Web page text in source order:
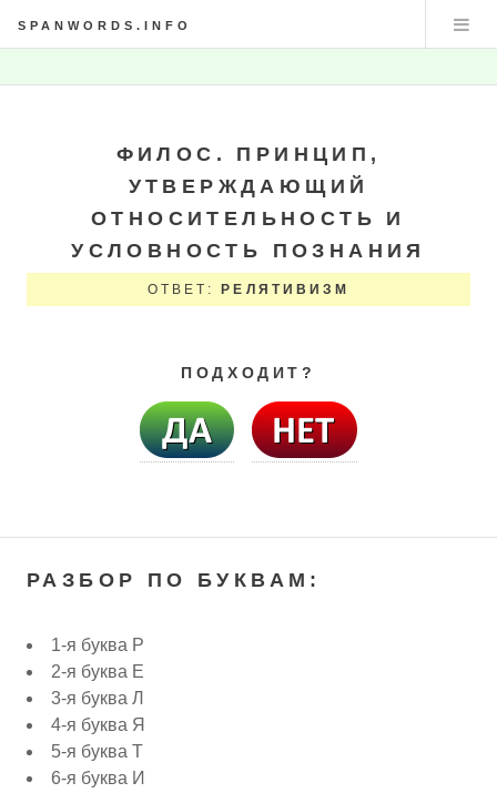
SPANWORDS.INFO
ФИЛОС. ПРИНЦИП,
УТВЕРЖДАЮЩИЙ
ОТНОСИТЕЛЬНОСТЬ И
УСЛОВНОСТЬ ПОЗНАНИЯ
ОТВЕТ: РЕЛЯТИВИЗМ
ПОДХОДИТ?
РАЗБОР ПО БУКВАМ:
1-я буква Р
2-я буква Е
3-я буква Л
4-я буква Я
5-я буква Т
6-я буква И